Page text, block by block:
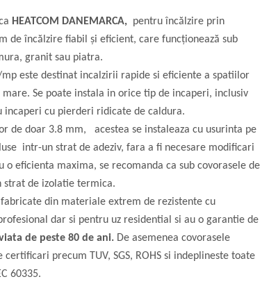
H EATCOM DANEMARCA, pentru încălzire prin
de încălzire fiabil și eficient, care funcționează sub
granit sau piatra.
este destinat incalzirii rapide si eficiente a spatiilor
Se poate instala in orice tip de incaperi, inclusiv
incaperi cu pierderi ridicate de caldura.
de doar 3.8 mm, acestea se instaleaza cu usurinta pe
intr-un strat de adeziv, fara a fi necesare modificari
o eficienta maxima, se recomanda ca sub covorasele de
strat de izolatie termica.
din materiale extrem de rezistente cu
dar si pentru uz residential si au o garantie de
de peste 80 de ani. De asemenea covorasele
precum TUV, SGS, ROHS si indeplineste toate
60335.